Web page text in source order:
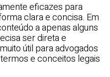
eficazes para
clara e concisa. Em
a apenas alguns
ser direta e
útil para advogados
e conceitos legais